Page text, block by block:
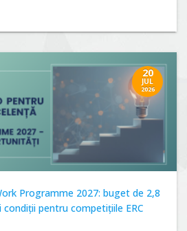
20
JUL
2026
Programme 2027: buget de 2,8
pentru competițiile ERC